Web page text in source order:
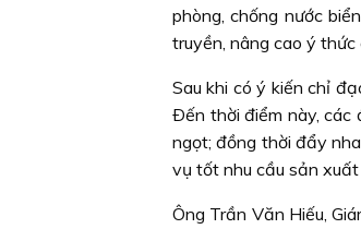
phòng, chống nước
truyền, nâng cao ý
Sau khi có ý kiến chỉ
Ðến thời điểm này, các
ngọt; đồng thời đẩy
vụ tốt nhu cầu sản xuất
Ông Trần Văn Hiếu,